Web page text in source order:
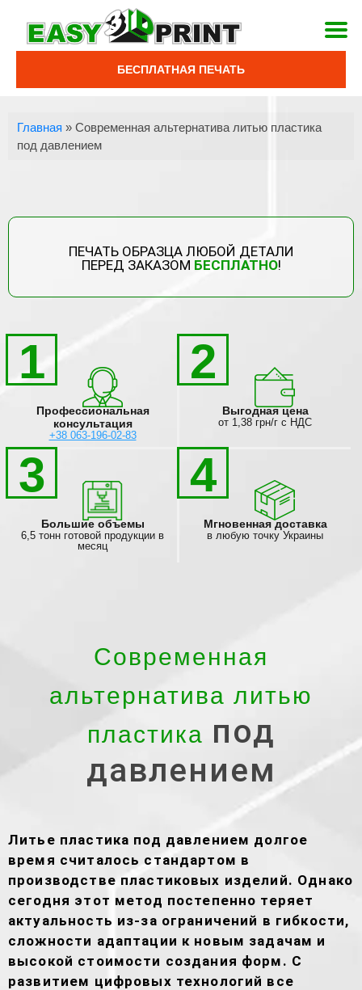
БЕСПЛАТНАЯ ПЕЧАТЬ
Главная »Современная альтернатива литью пластика
под давлением
ПЕЧАТЬ ОБРАЗЦА ЛЮБОЙ ДЕТАЛИ
ПЕРЕД ЗАКАЗОМ БЕСПЛАТНО!
1 2
Профессиональная
консультация
+38 063-196-02-83
Выгодная цена
от 1,38 грн/г с НДС
3 4
Большие объемы
6,5 тонн готовой продукции в
месяц
Мгновенная доставка
в любую точку Украины
Современная
альтернатива литью
пластика под
давлением
Литье пластика под давлением долгое
время считалось стандартом в
производстве пластиковых изделий. Однако
сегодня этот метод постепенно теряет
актуальность из-за ограничений в гибкости,
сложности адаптации к новым задачам и
высокой стоимости создания форм. С
развитием цифровых технологий все